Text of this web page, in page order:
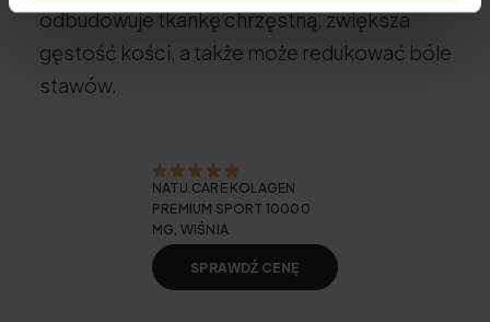
odbudowuje tkankę chrzęstną, zwiększa
gęstość kości, a także może redukować bóle
stawów.
NATU.CARE KOLAGEN
PREMIUM SPORT 10000
MG, WIŚNIA
SPRAWDŹ CENĘ